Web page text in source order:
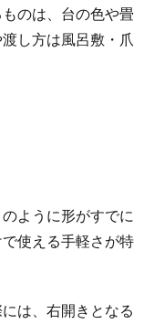
のは、台の色や畳
し方は風呂敷・爪
ように形がすでに
使える手軽さが特
は、右開きとなる